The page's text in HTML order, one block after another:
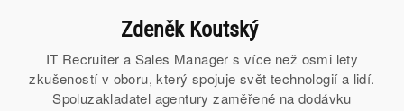
Zdeněk Koutský
IT Recruiter a Sales Manager s více než osmi lety
zkušeností v oboru, který spojuje svět technologií a lidí.
Spoluzakladatel agentury zaměřené na dodávku